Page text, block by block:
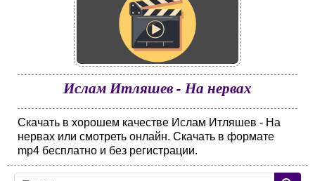
Ислам Итляшев - На нервах
Скачать в хорошем качестве Ислам Итляшев - На
нервах или смотреть онлайн. Скачать в формате
mp4 бесплатно и без регистрации.